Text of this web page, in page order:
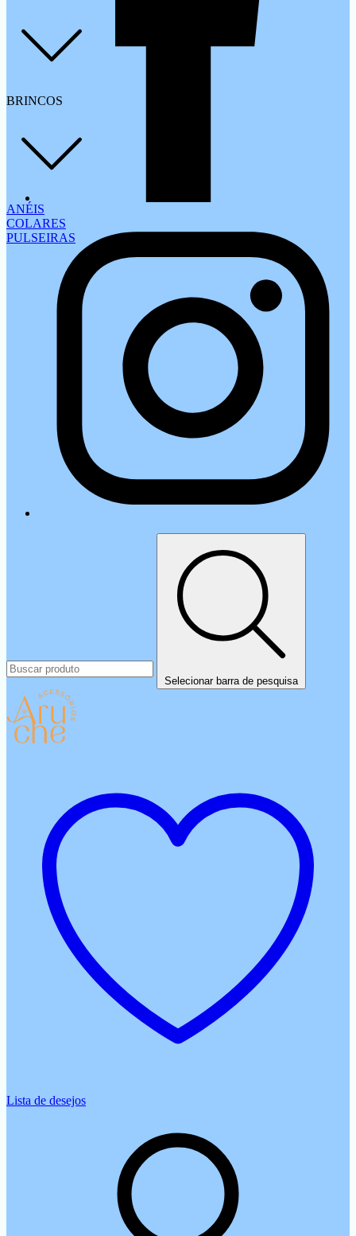
BRINCOS
ANÉIS
COLARES
PULSEIRAS
Selecionar barra de pesquisa
Lista de desejos